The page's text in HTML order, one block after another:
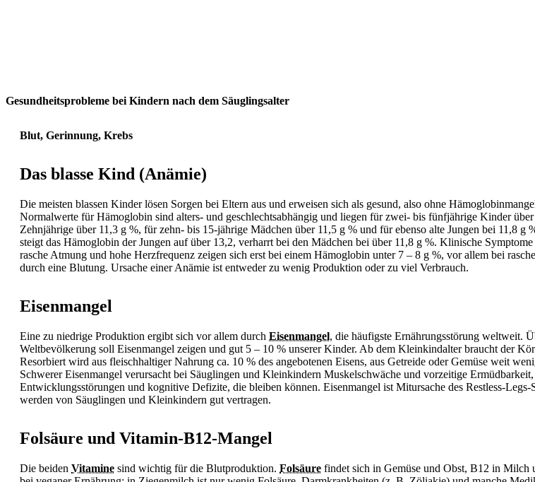
Gesundheitsprobleme bei Kindern nach dem Säuglingsalter
Blut, Gerinnung, Krebs
Das blasse Kind (Anämie)
Die meisten blassen Kinder lösen Sorgen bei Eltern aus und erweisen sich als gesund, also ohne
Normalwerte für Hämoglobin sind alters- und geschlechtsabhängig und liegen für zwei- bis fünfjährige Kinder
Zehnjährige über 11,3 g %, für zehn- bis 15-jährige Mädchen über 11,5 g % und für ebenso alte Jungen bei 11,8 g
steigt das Hämoglobin der Jungen auf über 13,2, verharrt bei den Mädchen bei über 11,8 g %. Klinische
rasche Atmung und hohe Herzfrequenz zeigen sich erst bei einem Hämoglobin unter 7 – 8 g %, vor allem bei
durch eine Blutung. Ursache einerAnämie ist entweder zu wenig Produktion oder zu viel Verbrauch.
Eisenmangel
Eine zu niedrige Produktion ergibt sich vor allem durch Eisenmangel, die häufigste Ernährungsstörung weltweit.
Weltbevölkerung soll Eisenmangel zeigen und gut 5 – 10 % unserer Kinder. Ab dem Kleinkindalter braucht der
Resorbiert wird aus fleischhaltiger Nahrung ca. 10 % des angebotenen Eisens, aus Getreide oder Gemüse weit
SchwererEisenmangel verursacht bei Säuglingen und Kleinkindern Muskelschwäche und vorzeitige Ermüdbarkeit,
Entwicklungsstörungen und kognitive Defizite, die bleiben können. Eisenmangel ist Mitursache des Restless-
werden von Säuglingen und Kleinkindern gut vertragen.
Folsäure und Vitamin-B12-Mangel
Die beiden Vitamine sind wichtig für die Blutproduktion. Folsäure findet sich in Gemüse und Obst, B12 in Milch